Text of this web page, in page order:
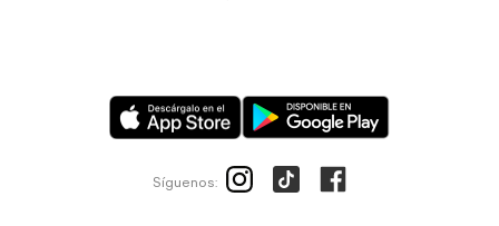
Síguenos: